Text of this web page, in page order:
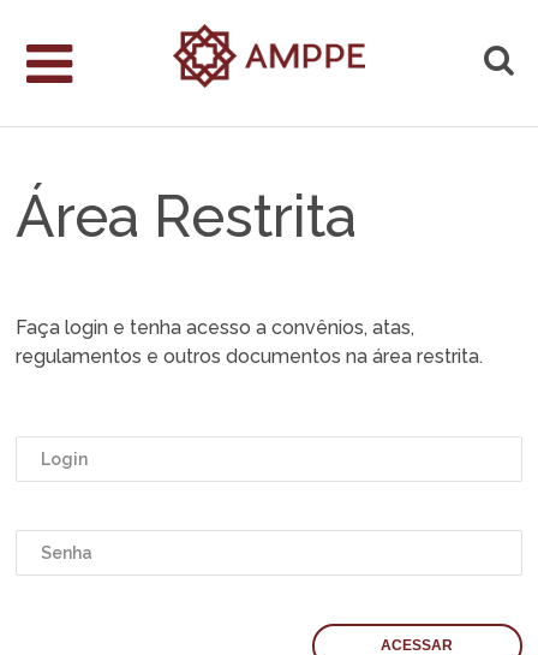
Área Restrita
Faça login e tenha acesso a convênios, atas,
regulamentos e outros documentos na área restrita.